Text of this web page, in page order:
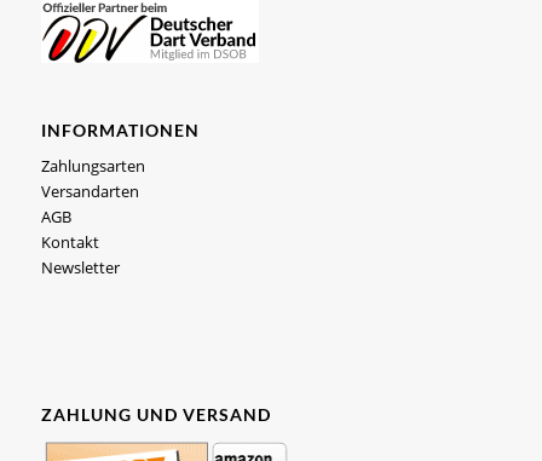
INFORMATIONEN
Zahlungsarten
Versandarten
AGB
Kontakt
Newsletter
ZAHLUNG UND VERSAND